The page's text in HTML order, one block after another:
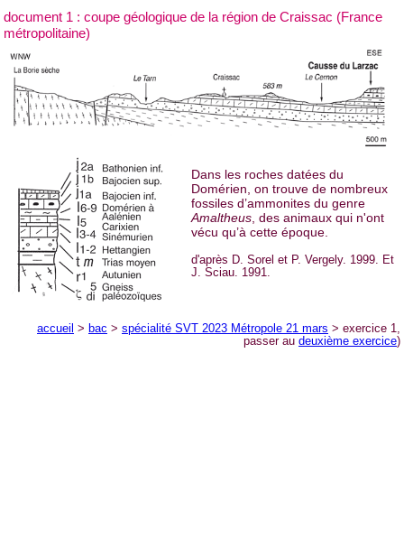
document 1 : coupe géologique de la région de Craissac (France
métropolitaine)
Dans les roches datées du
Domérien, on trouve de nombreux
fossiles d’ammonites du genre
Amaltheus , des animaux qui n'ont
vécu qu’à cette époque.
d'après D. Sorel et P. Vergely. 1999. Et
J. Sciau. 1991.
accueil > bac > spécialité SVT 2023 Métropole 21 mars > exercice 1,
passer au deuxième exercice)